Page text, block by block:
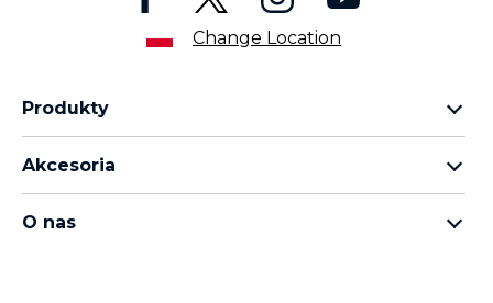
Change Location
Produkty
rodzina moto g
Akcesoria
O nas